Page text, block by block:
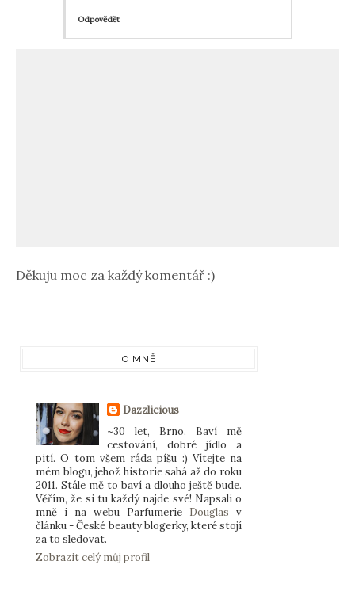
Odpovědět
Děkuju moc za každý komentář :)
O MNĚ
Dazzlicious
~30 let, Brno. Baví mě
cestování, dobré jídlo a
pití. O tom všem ráda píšu :) Vítejte na
mém blogu, jehož historie sahá až do roku
2011. Stále mě to baví a dlouho ještě bude.
Věřím, že si tu každý najde své! Napsali o
mně i na webu Parfumerie Douglas v
článku - České beauty blogerky, které stojí
za to sledovat.
Zobrazit celý můj profil